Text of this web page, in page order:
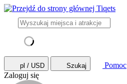
pl / USD Szukaj
Pomoc
Zaloguj się